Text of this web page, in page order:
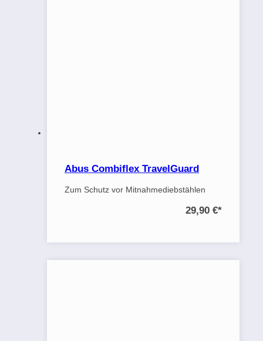
Abus Combiflex TravelGuard
Zum Schutz vor Mitnahmediebstählen
29,90 €*